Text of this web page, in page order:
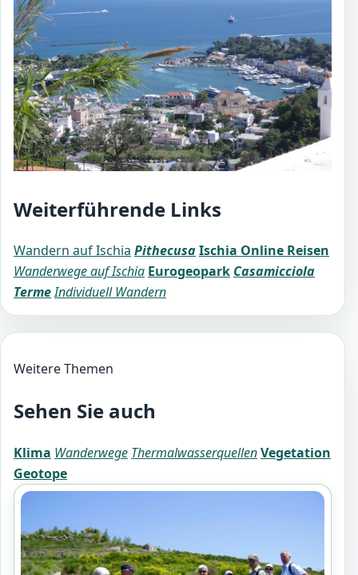
Weiterführende Links
Wandern auf Ischia PithecusaIschia Online Reisen
Wanderwege auf Ischia Eurogeopark Casamicciola
TermeIndividuell Wandern
Weitere Themen
Sehen Sie auch
Klima Wanderwege ThermalwasserquellenVegetation
Geotope